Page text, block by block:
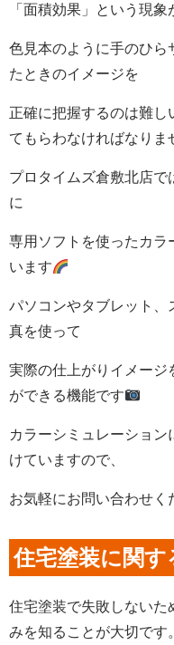
「面積効果」という現象
色見本のように手のひら
たときのイメージを
正確に把握するのは難し
てもらわなければなりま
プロタイムズ倉敷北店で
に
専用ソフトを使ったカラ
います
パソコンやタブレット、
真を使って
実際の仕上がりイメージ
ができる機能です
カラーシミュレーショ
けていますので、
お気軽にお問い合わせく
住宅塗装に関
住宅塗装で失敗しないた
みを知ることが大切です。